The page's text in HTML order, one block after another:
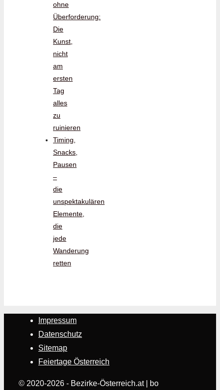
ohne
Überforderung:
Die
Kunst,
nicht
am
ersten
Tag
alles
zu
ruinieren
Timing,
Snacks,
Pausen
–
die
unspektakulären
Elemente,
die
jede
Wanderung
retten
Impressum
Datenschutz
Sitemap
Feiertage Österreich
© 2020-2026 - Bezirke-Österreich.at | bo